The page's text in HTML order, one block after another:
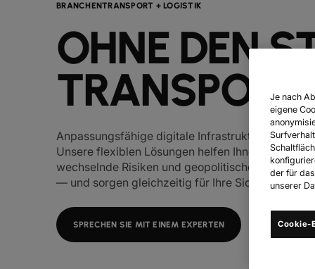
BRANCHENTRANSPORT + LOGISTIK
OHNE DEN
Anpassungsfähige digitale Infrastruktur, die für
Unsere flexiblen Lösungen helfen Ihnen dabei,
wechselnde Risiken und geopolitische
— und sorgen gleichzeitig für Ihre Sicherheit.
SPRECHEN SIE MIT EINEM EXPERTEN
Je nach
eigene
der für
unserer
Cookie-